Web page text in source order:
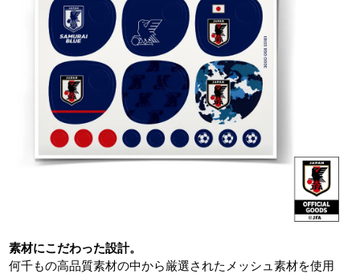
素材にこだわった設計。
何千もの高品質素材の中から厳選されたメッシュ素材を使用